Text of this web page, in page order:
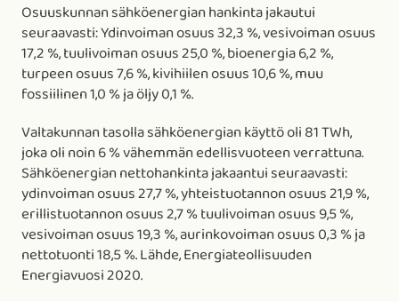
Osuuskunnan sähköenergian hankinta jakautui
seuraavasti: Ydinvoiman osuus 32,3 %, vesivoiman osuus
17,2 %, tuulivoiman osuus 25,0 %, bioenergia 6,2 %,
turpeen osuus 7,6 %, kivihiilen osuus 10,6 %, muu
fossiilinen 1,0 % ja öljy 0,1 %.
Valtakunnan tasolla sähköenergian käyttö oli 81 TWh,
joka oli noin 6 % vähemmän edellisvuoteen verrattuna.
Sähköenergian nettohankinta jakaantui seuraavasti:
ydinvoiman osuus 27,7 %, yhteistuotannon osuus 21,9 %,
erillistuotannon osuus 2,7 % tuulivoiman osuus 9,5 %,
vesivoiman osuus 19,3 %, aurinkovoiman osuus 0,3 % ja
nettotuonti 18,5 %. Lähde, Energiateollisuuden
Energiavuosi 2020.